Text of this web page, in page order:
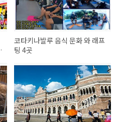
코타키나발루 음식 문화 와 래프
팅 4곳